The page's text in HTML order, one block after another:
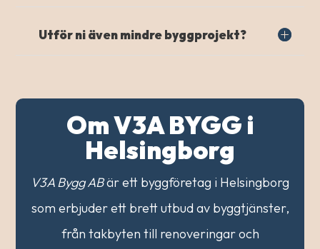
Utför ni även mindre byggprojekt?
Om V3A BYGG i
Helsingborg
V3A Bygg ABär ett byggföretag i Helsingborg
som erbjuder ett brett utbud av byggtjänster,
från takbyten till renoveringar och